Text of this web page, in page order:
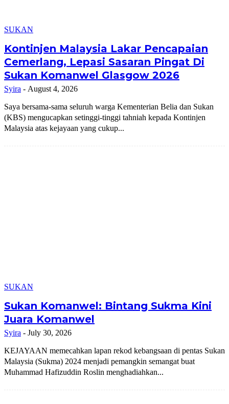
SUKAN
Kontinjen Malaysia Lakar Pencapaian
Cemerlang, Lepasi Sasaran Pingat Di
Sukan Komanwel Glasgow 2026
Syira - August 4, 2026
Saya bersama-sama seluruh warga Kementerian Belia dan Sukan
(KBS) mengucapkan setinggi-tinggi tahniah kepada Kontinjen
Malaysia atas kejayaan yang cukup...
SUKAN
Sukan Komanwel: Bintang Sukma Kini
Juara Komanwel
Syira - July 30, 2026
KEJAYAAN memecahkan lapan rekod kebangsaan di pentas Sukan
Malaysia (Sukma) 2024 menjadi pemangkin semangat buat
Muhammad Hafizuddin Roslin menghadiahkan...